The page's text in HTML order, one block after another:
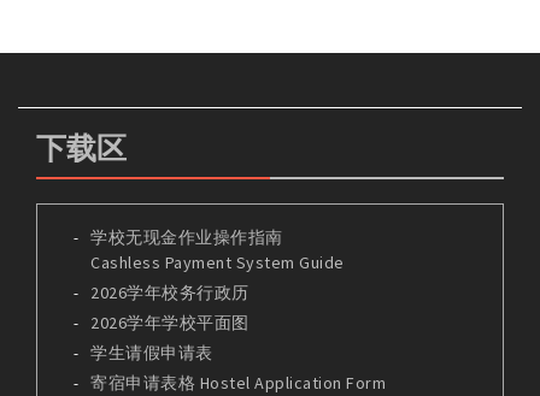
下载区
学校无现金作业操作指南
Cashless Payment System Guide
2026学年校务行政历
2026学年学校平面图
学生请假申请表
寄宿申请表格 Hostel Application Form